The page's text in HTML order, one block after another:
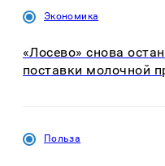
Экономика
«Лосево» снова
поставки молочной
Польза